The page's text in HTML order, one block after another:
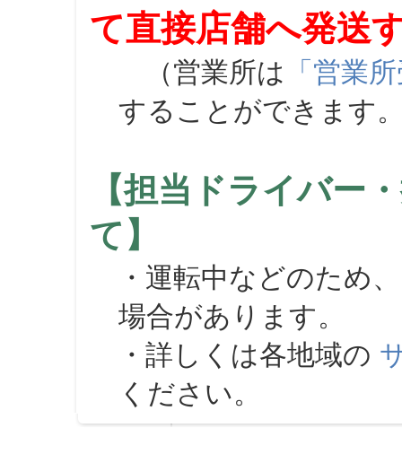
て直接店舗へ発送
（営業所は 「営業
することができます
【担当ドライバー
て】
・運転中などのため
場合があります。
・詳しくは各地域の
ください。